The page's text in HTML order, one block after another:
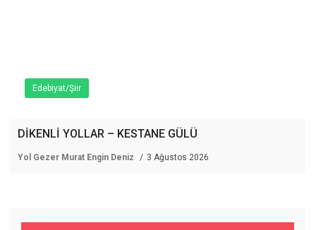
Edebiyat/Şiir
DİKENLİ YOLLAR – KESTANE GÜLÜ
Yol Gezer Murat Engin Deniz 3 Ağustos 2026